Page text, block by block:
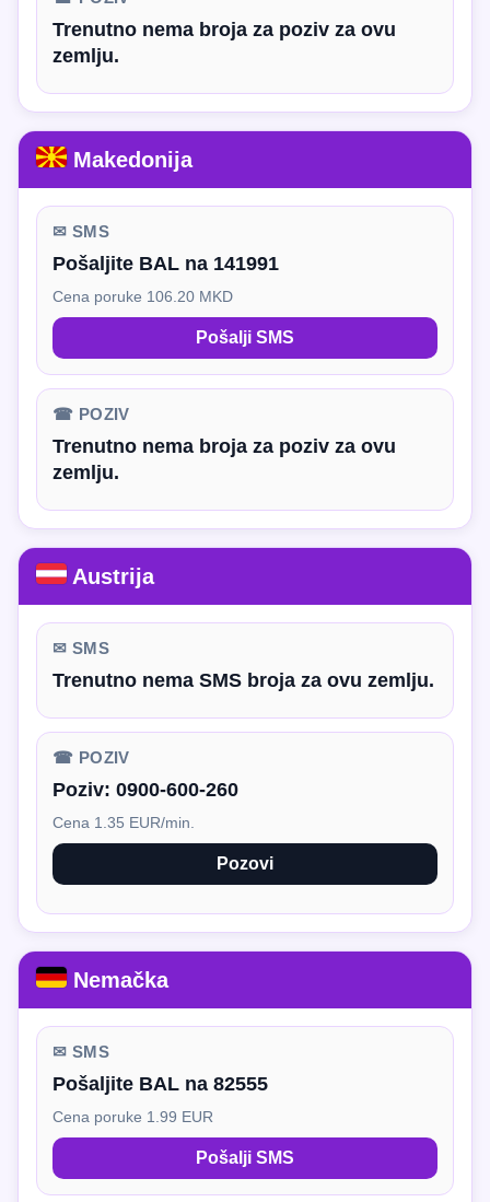
Trenutno nema broja za poziv za ovu
zemlju.
Makedonija
✉ SMS
Pošaljite BAL na 141991
Cena poruke 106.20 MKD
Pošalji SMS
☎ POZIV
Trenutno nema broja za poziv za ovu
zemlju.
Austrija
✉ SMS
Trenutno nema SMS broja za ovu zemlju.
☎ POZIV
Poziv: 0900-600-260
Cena 1.35 EUR/min.
Pozovi
Nemačka
✉ SMS
Pošaljite BAL na 82555
Cena poruke 1.99 EUR
Pošalji SMS